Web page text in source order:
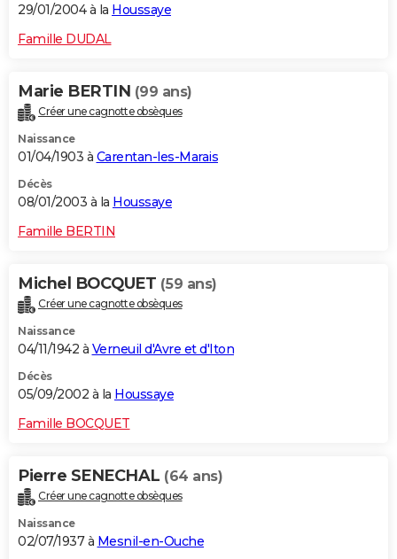
29/01/2004 à la Houssaye
Famille DUDAL
Marie BERTIN (99 ans)
Créer une cagnotte obsèques
Naissance
01/04/1903 à Carentan-les-Marais
Décès
08/01/2003 à la Houssaye
Famille BERTIN
Michel BOCQUET (59 ans)
Créer une cagnotte obsèques
Naissance
04/11/1942 à Verneuil d'Avre et d'Iton
Décès
05/09/2002 à la Houssaye
Famille BOCQUET
Pierre SENECHAL (64 ans)
Créer une cagnotte obsèques
Naissance
02/07/1937 à Mesnil-en-Ouche